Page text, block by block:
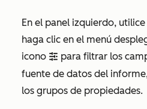
En el panel izquierdo, utilice
haga clic en el menú
icono filter para filtrar los
fuente de datos del
los grupos de propiedades.